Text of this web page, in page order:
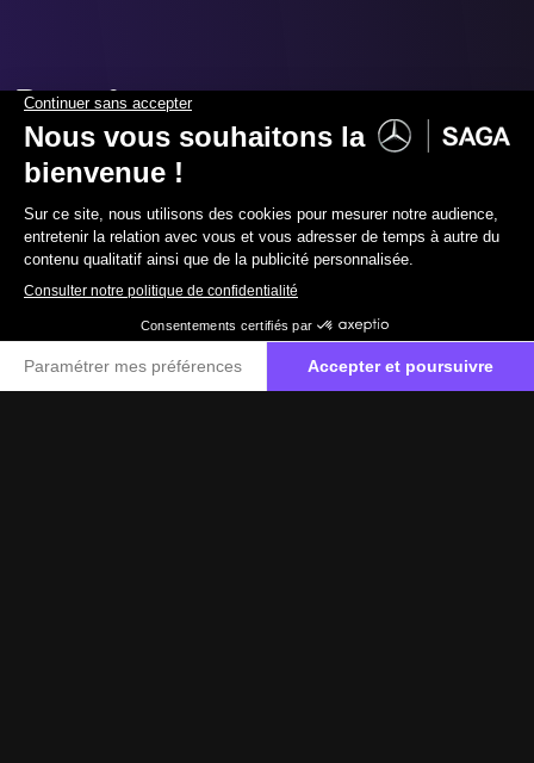
019511574
Pour financer et assurer votre
nouvelle voiture,
nous vous proposons :
Financement ballon
Réduire à souhait vos mensualités grâce à la valeur